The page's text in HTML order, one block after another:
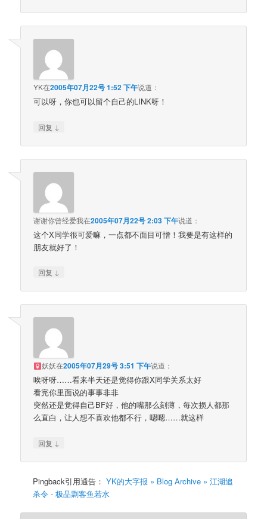
YK在2005年07月22号 1:52 下午说道：
可以呀，你也可以留个自己的LINK呀！
回复 ↓
谢谢你曾经爱我在2005年07月22号 2:03 下午说道：
这个X同学很可爱嘛，一点都不面目可憎！我要是有这样的
朋友就好了！
回复 ↓
妖妖在2005年07月29号 3:51 下午说道：
唉呀呀……看来半天还是觉得你跟X同学关系太好
看完你里面说的事事非非
突然还是觉得自己BF好，他的嘴那么刻薄，每次损人都那
么直白，让人想不喜欢他都不行，嗯嗯……就这样
回复 ↓
Pingback引用通告：YK的大字报 » Blog Archive » 江湖追
杀令 - 极品剽客鱼若水